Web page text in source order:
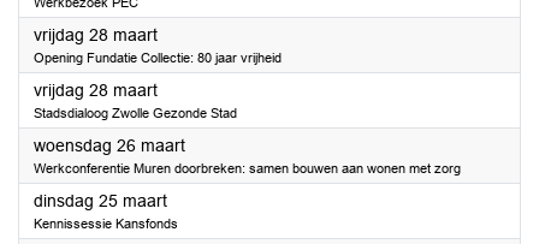
vrijdag 28 maart2025
Opening Fundatie Collectie: 80 jaar vrijheid
vrijdag 28 maart2025
Stadsdialoog Zwolle Gezonde Stad
woensdag 26 maart2025
Werkconferentie Muren doorbreken: samen bouwen aan wonen met zorg
dinsdag 25 maart2025
Kennissessie Kansfonds